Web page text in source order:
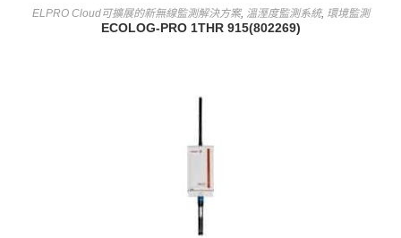
查看內容
ELPRO Cloud可擴展的新無線監測解決方案, 溫溼度監測系統, 環境監測
ECOLOG-PRO 1THR 915(802269)